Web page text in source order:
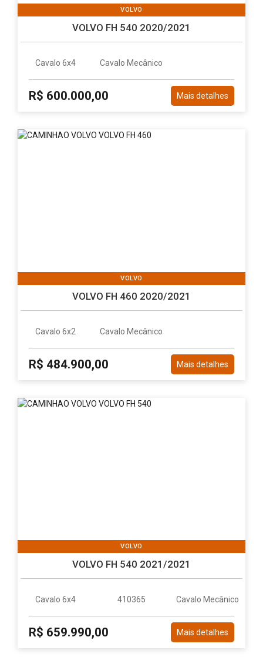
VOLVO
VOLVO FH 540 2020/2021
Cavalo 6x4 Cavalo Mecânico
R$ 600.000,00 Mais detalhes
VOLVO
VOLVO FH 460 2020/2021
Cavalo 6x2 Cavalo Mecânico
R$ 484.900,00 Mais detalhes
VOLVO
VOLVO FH 540 2021/2021
Cavalo 6x4 410365 Cavalo Mecânico
R$ 659.990,00 Mais detalhes